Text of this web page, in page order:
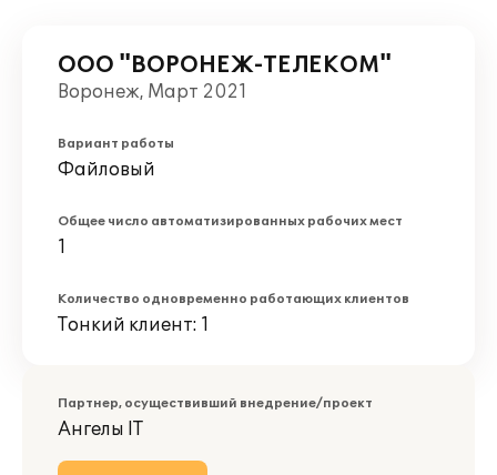
ООО "ВОРОНЕЖ-ТЕЛЕКОМ"
Воронеж, Март 2021
Вариант работы
Файловый
Общее число автоматизированных рабочих мест
1
Количество одновременно работающих клиентов
Тонкий клиент: 1
Партнер, осуществивший внедрение/проект
Ангелы IT